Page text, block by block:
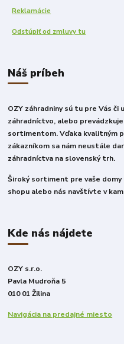
Reklamácie
Odstúpiť od zmluvy tu
Náš príbeh
OZY záhradniny sú tu pre Vás
záhradníctvo, alebo
sortimentom. Vďaka kvalitným
zákazníkom sa nám neustále
záhradníctva na slovenský trh.
Široký sortiment pre vaše domy
shopu alebo nás navštívte v
Kde nás nájdete
OZY s.r.o.
Pavla Mudroňa 5
010 01 Žilina
Navigácia na predajné miesto